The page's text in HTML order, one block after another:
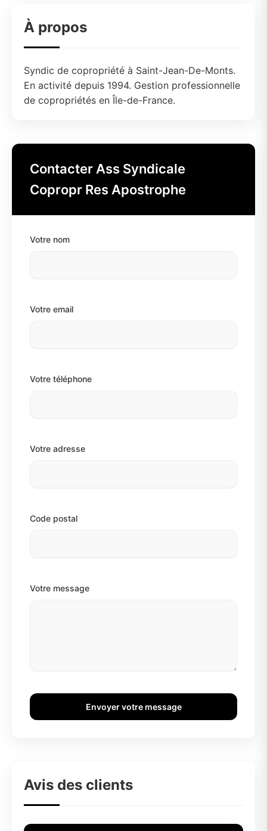
À propos
Syndic de copropriété à Saint-Jean-De-Monts.
En activité depuis 1994. Gestion professionnelle
de copropriétés en Île-de-France.
Contacter Ass Syndicale
Copropr Res Apostrophe
Votre nom
Votre email
Votre téléphone
Votre adresse
Code postal
Votre message
Envoyer votre message
Avis des clients